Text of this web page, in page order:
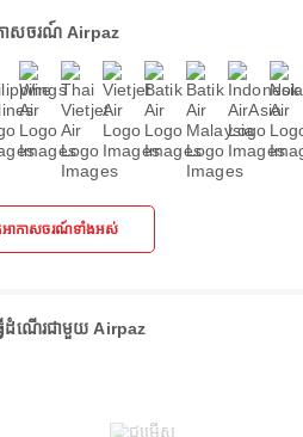
ាសចរណ៍ Airpaz
អាកាសចរណ៍ទាំងអស់
វើដំណើរជាមួយ Airpaz